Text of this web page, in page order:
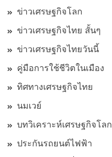
ข่าวเศรษฐกิจโลก
ข่าวเศรษฐกิจไทย สั้นๆ
ข่าวเศรษฐกิจไทยวันนี้
คู่มือการใช้ชีวิตในเมือง
ทิศทางเศรษฐกิจไทย
นมเวย์
บทวิเคราะห์เศรษฐกิจโลก
ประกันรถยนต์ไฟฟ้า